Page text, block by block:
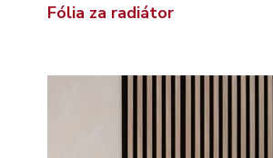
Fólia za radiátor